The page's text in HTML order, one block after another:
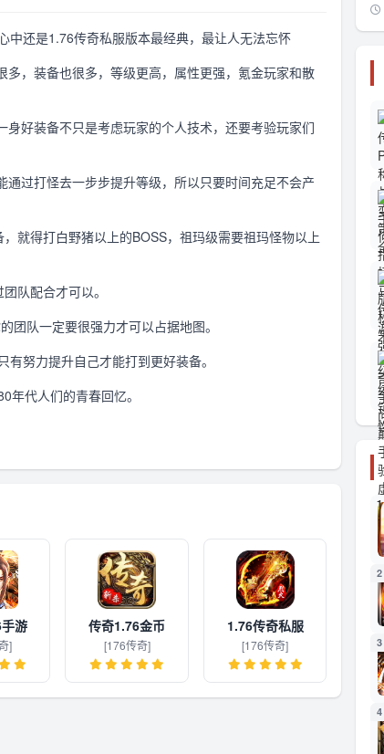
中还是1.76传奇私服版本最经典，最让人无法忘怀
，装备也很多，等级更高，属性更强，氪金玩家和散
好装备不只是考虑玩家的个人技术，还要考验玩家们
过打怪去一步步提升等级，所以只要时间充足不会产
就得打白野猪以上的BOSS，祖玛级需要祖玛怪物以上
队配合才可以。
团队一定要很强力才可以占据地图。
努力提升自己才能打到更好装备。
代人们的青春回忆。
游
]
传奇1.76金币
[176传奇]
1.76传奇私服
[176传奇]
1
2
3
4